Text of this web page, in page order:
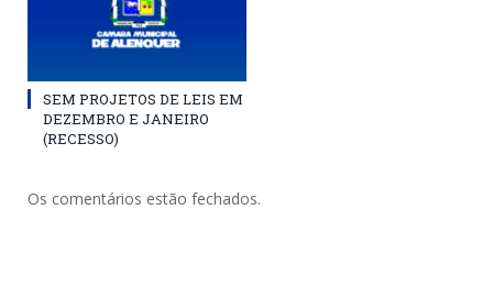
SEM PROJETOS DE LEIS EM
DEZEMBRO E JANEIRO
(RECESSO)
Os comentários estão fechados.